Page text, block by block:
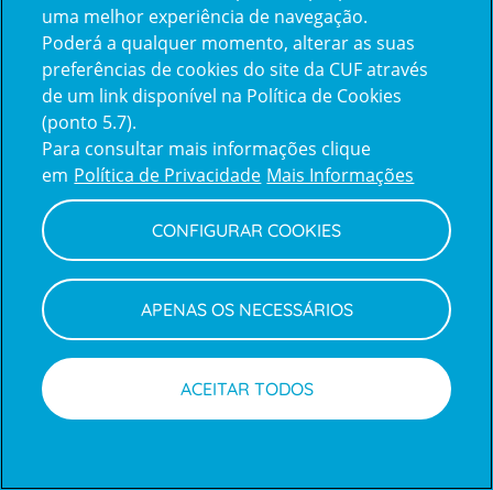
Inicie sessão com a Apple
Centro de Apoio ao Cliente | Política de Privacidade e Cookies
uma melhor experiência de navegação.
Poderá a qualquer momento, alterar as suas
preferências de cookies do site da CUF através
de um link disponível na Política de Cookies
(ponto 5.7).
Para consultar mais informações clique
em Política de Privacidade Mais Informações
CONFIGURAR COOKIES
APENAS OS NECESSÁRIOS
ACEITAR TODOS